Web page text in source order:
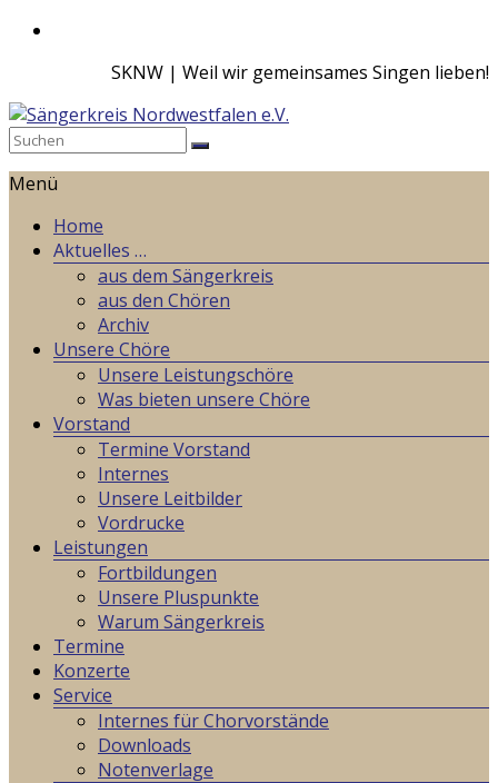
Zum
SKNW | Weil wir gemeinsames Singen lieben!
Sängerkreis
Nordwestfalen
Weil
gemeinsames
Singen
lieben!
Menü
Home
Aktuelles …
aus dem Sängerkreis
aus den Chören
Archiv
Unsere Chöre
Unsere Leistungschöre
Was bieten unsere Chöre
Vorstand
Termine Vorstand
Internes
Unsere Leitbilder
Vordrucke
Leistungen
Fortbildungen
Unsere Pluspunkte
Warum Sängerkreis
Termine
Konzerte
Service
Internes für Chorvorstände
Downloads
Notenverlage